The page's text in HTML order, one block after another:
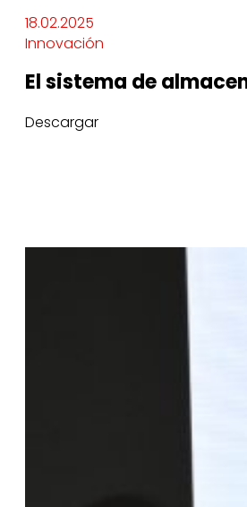
18.02.2025
Innovación
El sistema de
Descargar